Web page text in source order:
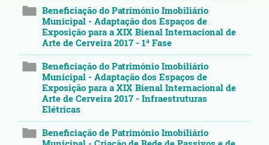
Beneficiação do Património Imobiliário
Municipal - Adaptação dos Espaços de
Exposição para a XIX Bienal Internacional de
Arte de Cerveira 2017 - 1ª Fase
Beneficiação do Património Imobiliário
Municipal - Adaptação dos Espaços de
Exposição para a XIX Bienal Internacional de
Arte de Cerveira 2017 - Infraestruturas
Elétricas
Beneficiação de Património Imobiliário